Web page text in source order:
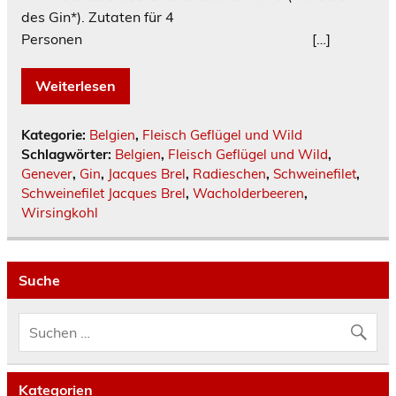
des Gin*). Zutaten für 4
Personen […]
Weiterlesen
Kategorie: Belgien, Fleisch Geflügel und Wild
Schlagwörter: Belgien, Fleisch Geflügel und Wild,
Genever, Gin, Jacques Brel, Radieschen, Schweinefilet,
Schweinefilet Jacques Brel, Wacholderbeeren,
Wirsingkohl
Suche
Kategorien